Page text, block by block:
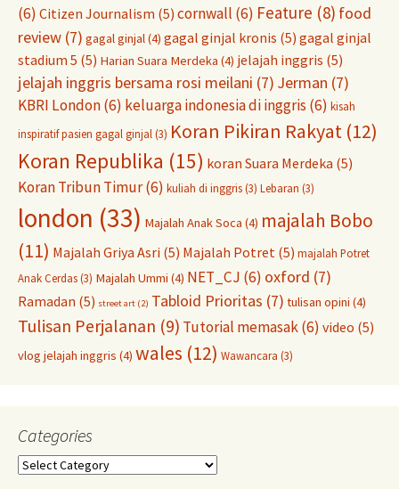
(6) Citizen Journalism (5) cornwall (6) Feature (8) food
review (7) gagal ginjal(4) gagal ginjal kronis (5) gagal ginjal
stadium 5 (5) Harian Suara Merdeka (4) jelajah inggris (5)
jelajah inggris bersama rosi meilani (7) Jerman (7)
KBRI London(6) keluarga indonesia di inggris(6) kisah
inspiratif pasien gagal ginjal (3) Koran Pikiran Rakyat (12)
Koran Republika (15) koran Suara Merdeka (5)
Koran Tribun Timur(6) kuliah di inggris(3) Lebaran (3)
london (33) Majalah Anak Soca (4) majalah Bobo
(11) Majalah Griya Asri (5) Majalah Potret (5) majalah Potret
Anak Cerdas(3) Majalah Ummi (4) NET_CJ (6) oxford (7)
Ramadan (5) street art (2) Tabloid Prioritas (7) tulisan opini (4)
Tulisan Perjalanan (9) Tutorial memasak(6) video (5)
vlog jelajah inggris (4) wales (12) Wawancara (3)
Categories
Categories